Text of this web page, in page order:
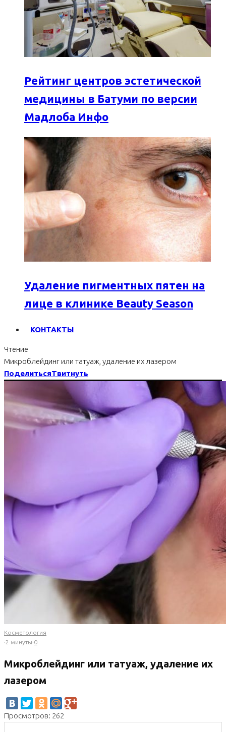
Рейтинг центров эстетической
медицины в Батуми по версии
Мадлоба Инфо
Удаление пигментных пятен на
лице в клинике Beauty Season
КОНТАКТЫ
Чтение
Микроблейдинг или татуаж, удаление их лазером
ПоделитьсяТвитнуть
Косметология
·2 минуты·0
Микроблейдинг или татуаж, удаление их
лазером
Просмотров: 262